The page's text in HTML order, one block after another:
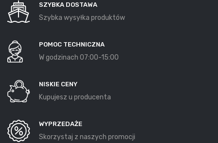
SZYBKA DOSTAWA
Szybka wysyłka produktów
POMOC TECHNICZNA
W godzinach 07:00-15:00
NISKIE CENY
Kupujesz u producenta
WYPRZEDAŻE
Skorzystaj z naszych promocji